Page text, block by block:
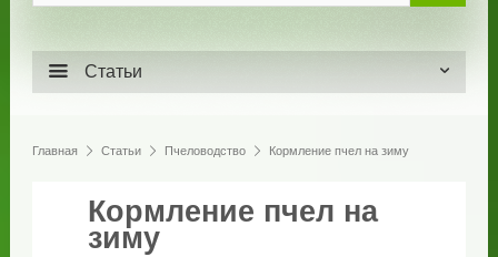
Статьи
Главная Статьи Пчеловодство Кормление пчел на зиму
Кормление пчел на
зиму